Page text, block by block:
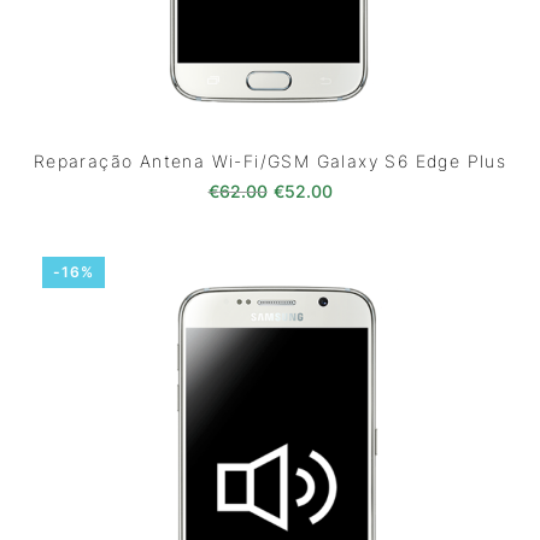
Reparação Antena Wi-Fi/GSM Galaxy S6 Edge Plus
€62.00 O preço original era: €62.00.
€52.00O preço atual é:
-16%